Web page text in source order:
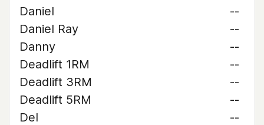
Daniel
--
Daniel Ray
--
Danny
--
Deadlift 1RM
--
Deadlift 3RM
--
Deadlift 5RM
--
Del
--